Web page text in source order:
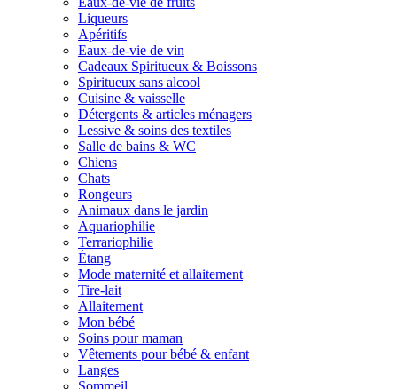
Liqueurs
Apéritifs
Eaux-de-vie de vin
Cadeaux Spiritueux & Boissons
Spiritueux sans alcool
Cuisine & vaisselle
Détergents & articles ménagers
Lessive & soins des textiles
Salle de bains & WC
Chiens
Chats
Rongeurs
Animaux dans le jardin
Aquariophilie
Terrariophilie
Étang
Mode maternité et allaitement
Tire-lait
Allaitement
Mon bébé
Soins pour maman
Vêtements pour bébé & enfant
Langes
Sommeil